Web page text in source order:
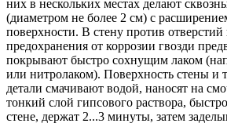
них в нескольких местах делают
(диаметром не более 2 см) с
поверхности. В стену против
предохранения от коррозии гвозди
покрывают быстро сохнущим лаком
или нитролаком). Поверхность стены и
детали смачивают водой, наносят на
тонкий слой гипсового раствора,
стене, держат 2...3 минуты, затем